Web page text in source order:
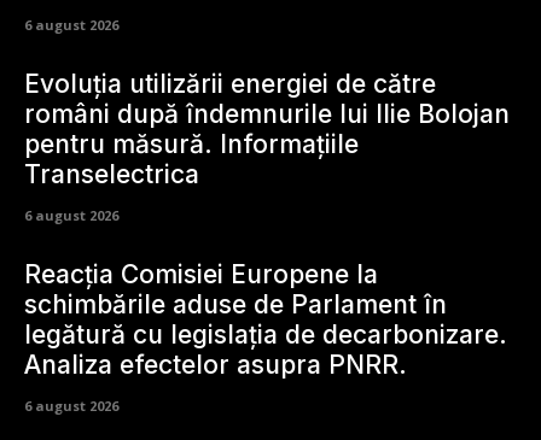
6 august 2026
Evoluția utilizării energiei de către
români după îndemnurile lui Ilie Bolojan
pentru măsură. Informațiile
Transelectrica
6 august 2026
Reacția Comisiei Europene la
schimbările aduse de Parlament în
legătură cu legislația de decarbonizare.
Analiza efectelor asupra PNRR.
6 august 2026